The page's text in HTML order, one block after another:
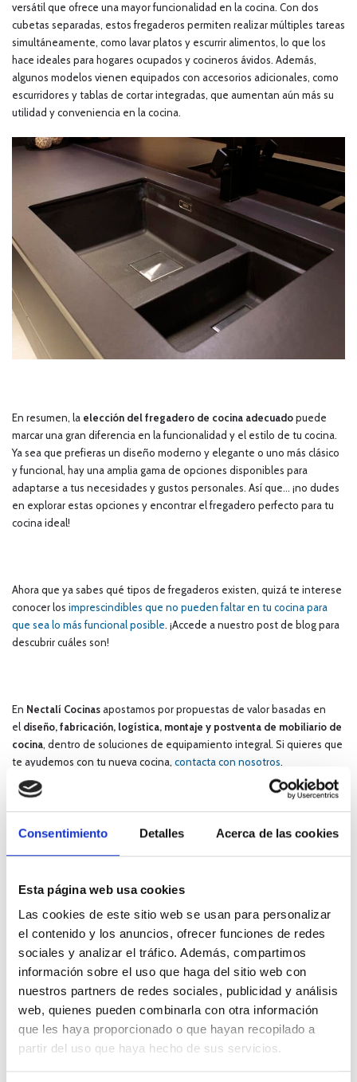
Consentimiento Detalles Acerca de las cookies
Esta página web usa cookies
Las cookies de este sitio web se usan para personalizar
el contenido y los anuncios, ofrecer funciones de redes
sociales y analizar el tráfico. Además, compartimos
información sobre el uso que haga del sitio web con
nuestros partners de redes sociales, publicidad y análisis
web, quienes pueden combinarla con otra información
que les haya proporcionado o que hayan recopilado a
partir del uso que haya hecho de sus servicios.
versátil que ofrece una mayor funcionalidad en la cocina. Con dos
cubetas separadas, estos fregaderos permiten realizar múltiples tareas
simultáneamente, como lavar platos y escurrir alimentos, lo que los
hace ideales para hogares ocupados y cocineros ávidos. Además,
algunos modelos vienen equipados con accesorios adicionales, como
escurridores y tablas de cortar integradas, que aumentan aún más su
utilidad y conveniencia en la cocina.
En resumen, la elección del fregadero de cocina adecuadopuede
marcar una gran diferencia en la funcionalidad y el estilo de tu cocina.
Ya sea que prefieras un diseño moderno y elegante o uno más clásico
y funcional, hay una amplia gama de opciones disponibles para
adaptarse a tus necesidades y gustos personales. Así que… ¡no dudes
en explorar estas opciones y encontrar el fregadero perfecto para tu
cocina ideal!
Ahora que ya sabes qué tipos de fregaderos existen, quizá te interese
conocer los imprescindibles que no pueden faltar en tu cocina para
que sea lo más funcional posible. ¡Accede a nuestro post de blog para
descubrir cuáles son!
En Nectalí Cocinasapostamos por propuestas de valor basadas en
el diseño, fabricación, logística, montaje y postventa de mobiliario de
cocina, dentro de soluciones de equipamiento integral. Si quieres que
te ayudemos con tu nueva cocina, contacta con nosotros.
Además, disponemos de una
división especializada en profesionales
del interiorismo y la construcción. Si tienes unapromoción de obra
nuevaentre manos, ¡somos tu aliado perfecto para las cocinas!Solicita
Por:Nectalí
Etiquetas:
Fregadero bajo encimera Fregadero con frente visto
Fregadero de dos cubetas
Fregadero en tonos oscuros
Fregadero integrado en la encimera